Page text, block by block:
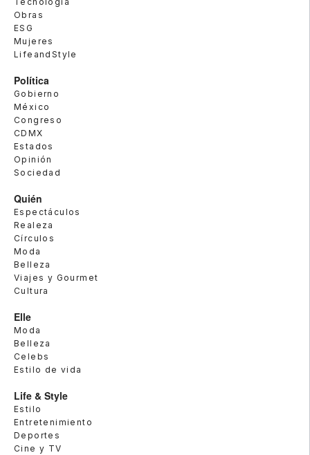
Obras
ESG
Mujeres
LifeandStyle
Política
Gobierno
México
Congreso
CDMX
Estados
Opinión
Sociedad
Quién
Espectáculos
Realeza
Círculos
Moda
Belleza
Viajes y Gourmet
Cultura
Elle
Moda
Belleza
Celebs
Estilo de vida
Life & Style
Estilo
Entretenimiento
Deportes
Cine y TV